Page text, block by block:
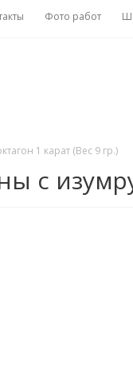
Фото работ
1 карат (Вес 9 гр.)
с